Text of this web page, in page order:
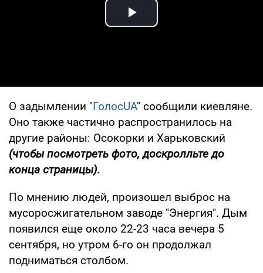
Play Video
О задымлении "ГолосUA" сообщили киевляне.
Оно также частично распространилось на
другие районы: Осокорки и Харьковский
(чтобы посмотреть фото, доскролльте до
конца страницы).
По мнению людей, произошел выброс на
мусоросжигательном заводе "Энергия". Дым
появился еще около 22-23 часа вечера 5
сентября, но утром 6-го он продолжал
подниматься столбом.